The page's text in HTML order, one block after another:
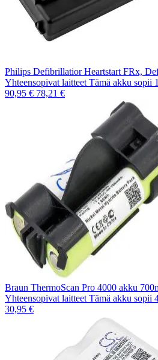
Philips Defibrillatior Heartstart FRx,
Yhteensopivat laitteet Tämä akku
90,95 € 78,21 €
Braun ThermoScan Pro 4000 akku
Yhteensopivat laitteet Tämä akku
30,95 €